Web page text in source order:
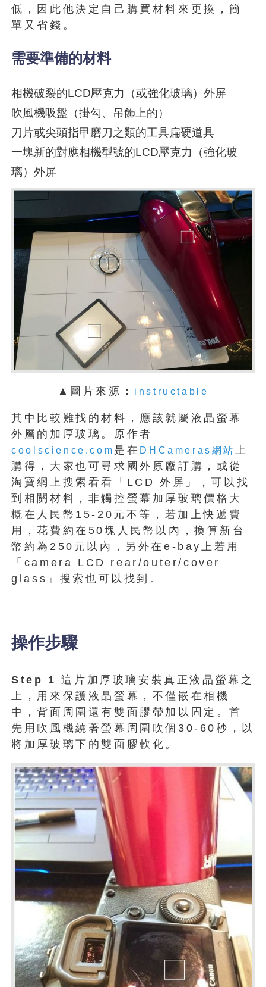
低，因此他決定自己購買材料來更換，簡
單又省錢。
需要準備的材料
相機破裂的LCD壓克力（或強化玻璃）外屏
吹風機吸盤（掛勾、吊飾上的）
刀片或尖頭指甲磨刀之類的工具扁硬道具
一塊新的對應相機型號的LCD壓克力（強化玻
璃）外屏
▲圖片來源： instructable
其中比較難找的材料，應該就屬液晶螢幕
外層的加厚玻璃。原作者
coolscience.com 是在 DHCameras網站 上
購得，大家也可尋求國外原廠訂購，或從
淘寶網上搜索看看「LCD 外屏」，可以找
到相關材料，非觸控螢幕加厚玻璃價格大
概在人民幣15-20元不等，若加上快遞費
用，花費約在50塊人民幣以內，換算新台
幣約為250元以內，另外在e-bay上若用
「camera LCD rear/outer/cover
glass」搜索也可以找到。
操作步驟
Step 1這片加厚玻璃安裝真正液晶螢幕之
上，用來保護液晶螢幕，不僅嵌在相機
中，背面周圍還有雙面膠帶加以固定。首
先用吹風機繞著螢幕周圍吹個30-60秒，以
將加厚玻璃下的雙面膠軟化。